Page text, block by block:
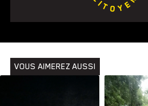
VOUS AIMEREZ AUSSI